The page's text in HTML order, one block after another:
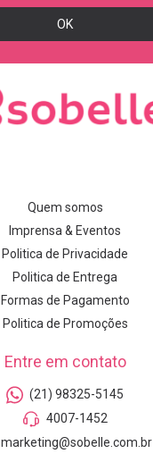
Quem somos
Imprensa & Eventos
Politica de Privacidade
Politica de Entrega
Formas de Pagamento
Politica de Promoções
Entre em contato
(21) 98325-5145
4007-1452
marketing@sobelle.com.br